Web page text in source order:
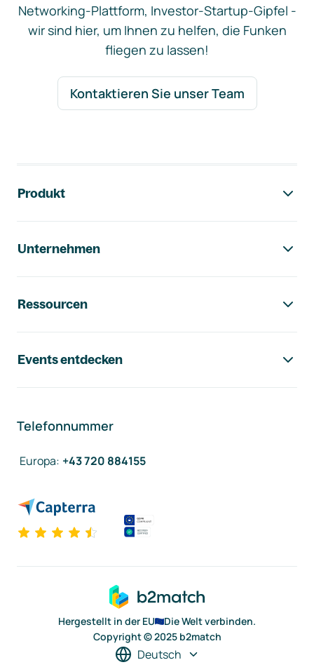
Networking-Plattform, Investor-Startup-Gipfel -
wir sind hier, um Ihnen zu helfen, die Funken
fliegen zu lassen!
Kontaktieren Sie unser Team
Produkt
Unternehmen
Ressourcen
Events entdecken
Telefonnummer
Europa: +43 720 884155
Hergestellt in der EU
Die Welt verbinden.
Copyright © 2025 b2match
Deutsch